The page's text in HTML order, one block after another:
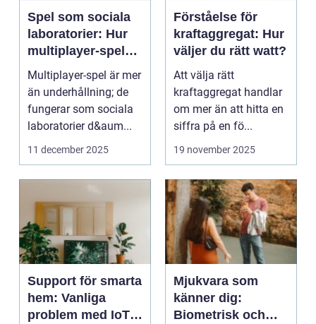
Spel som sociala
laboratorier: Hur
multiplayer-spel
speglar mänskligt
beteende
Multiplayer-spel är mer
än underhållning; de
fungerar som sociala
laboratorier d&aum...
11 december 2025
Förståelse för
kraftaggregat: Hur
väljer du rätt watt?
Att välja rätt
kraftaggregat handlar
om mer än att hitta en
siffra på en fö...
19 november 2025
Support för smarta
hem: Vanliga
problem med IoT-
Mjukvara som
känner dig:
Biometrisk och